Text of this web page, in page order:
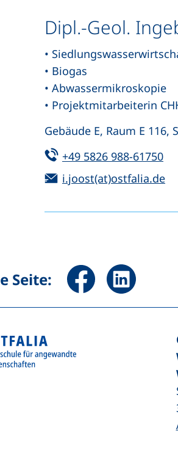
Dipl.-Geol.
•
• Biogas
• Abwassermikroskopie
• Projektmitarbeiterin
Gebäude E, Raum E 116,
Tel:
+49 5826 988-61750
E-Mail:
i.joost(at)ostfalia.de
Seite: Seite über Facebook
Seite über